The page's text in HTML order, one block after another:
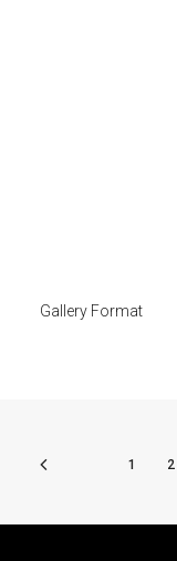
Gallery Format
1 2